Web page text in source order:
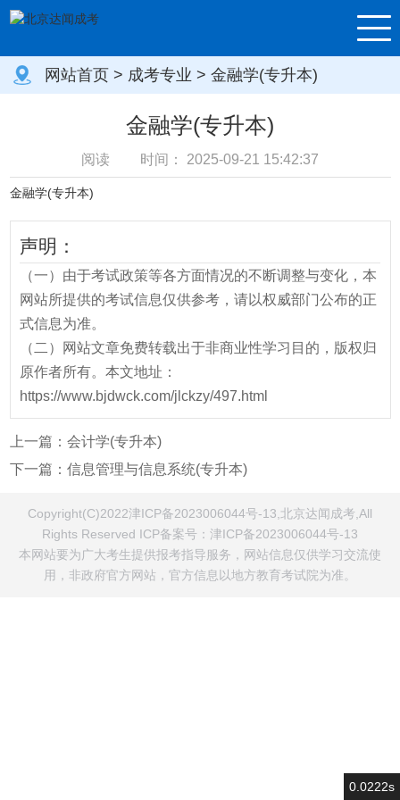
网站首页 > 成考专业 > 金融学(专升本)
金融学(专升本)
阅读 时间： 2025-09-21 15:42:37
金融学(专升本)
声明：
（一）由于考试政策等各方面情况的不断调整与变化，本
网站所提供的考试信息仅供参考，请以权威部门公布的正
式信息为准。
（二）网站文章免费转载出于非商业性学习目的，版权归
原作者所有。本文地址：
https://www.bjdwck.com/jlckzy/497.html
上一篇： 会计学(专升本)
下一篇： 信息管理与信息系统(专升本)
Copyright(C)2022津ICP备2023006044号-13,北京达闻成考,All
Rights Reserved ICP备案号： 津ICP备2023006044号-13
本网站要为广大考生提供报考指导服务，网站信息仅供学习交流使
用，非政府官方网站，官方信息以地方教育考试院为准。
0.0222s